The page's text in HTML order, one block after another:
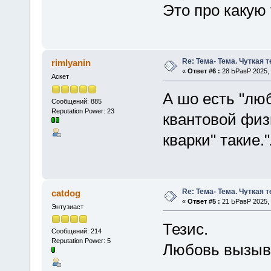
Это про
rimlyanin
Аскет
Сообщений: 885
Reputation Power: 23
Re: Тема- Тема. Чуткая
« Ответ #6 : 28 ЬРавР 2025,
А шо есть
квантовой
кварки"
catdog
Энтузиаст
Сообщений: 214
Reputation Power: 5
Re: Тема- Тема. Чуткая
« Ответ #5 : 21 ЬРавР 2025,
Тезис.
Любовь